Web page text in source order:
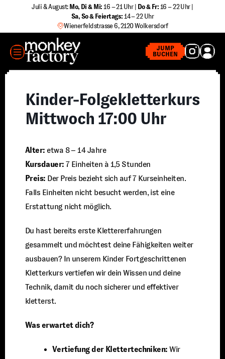
springen
Juli & August: Mo, Di & Mi: 16 – 21 Uhr | Do & Fr: 16 – 22 Uhr |
Sa, So & Feiertags: 14 – 22 Uhr
Wienerfeldstrasse 6, 2120 Wolkersdorf
JUMP
BUCHEN
MENÜ
Kinder-Folgekletterkurs
Mittwoch 17:00 Uhr
Alter: etwa 8 – 14 Jahre
Kursdauer: 7 Einheiten à 1,5 Stunden
Preis: Der Preis bezieht sich auf 7 Kurseinheiten.
Falls Einheiten nicht besucht werden, ist eine
Erstattung nicht möglich.
Du hast bereits erste Klettererfahrungen
gesammelt und möchtest deine Fähigkeiten weiter
ausbauen? In unserem Kinder Fortgeschrittenen
Kletterkurs vertiefen wir dein Wissen und deine
Technik, damit du noch sicherer und effektiver
kletterst.
Was erwartet dich?
Vertiefung der Klettertechniken: Wir